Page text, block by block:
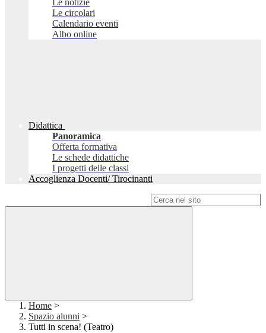
Le notizie
Le circolari
Calendario eventi
Albo online
Didattica
Panoramica
Offerta formativa
Le schede didattiche
I progetti delle classi
Accoglienza Docenti/ Tirocinanti
Home >
Spazio alunni >
Tutti in scena! (Teatro)